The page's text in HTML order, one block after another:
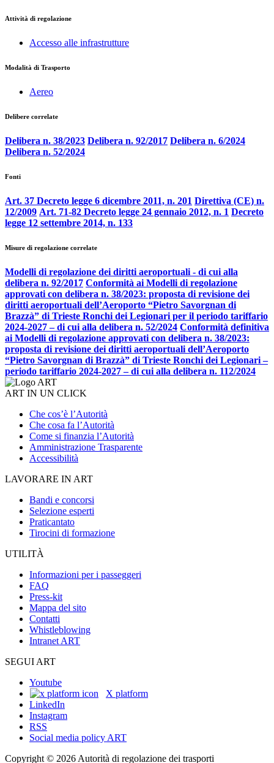
Attività di regolazione
Accesso alle infrastrutture
Modalità di Trasporto
Aereo
Delibere correlate
Delibera n. 38/2023 Delibera n. 92/2017 Delibera n. 6/2024
Delibera n. 52/2024
Fonti
Art. 37 Decreto legge 6 dicembre 2011, n. 201 Direttiva (CE) n.
12/2009 Art. 71-82 Decreto legge 24 gennaio 2012, n. 1 Decreto
legge 12 settembre 2014, n. 133
Misure di regolazione correlate
Modelli di regolazione dei diritti aeroportuali - di cui alla
delibera n. 92/2017 Conformità ai Modelli di regolazione
approvati con delibera n. 38/2023: proposta di revisione dei
diritti aeroportuali dell’Aeroporto “Pietro Savorgnan di
Brazzà” di Trieste Ronchi dei Legionari per il periodo tariffario
2024-2027 – di cui alla delibera n. 52/2024 Conformità definitiva
ai Modelli di regolazione approvati con delibera n. 38/2023:
proposta di revisione dei diritti aeroportuali dell’Aeroporto
“Pietro Savorgnan di Brazzà” di Trieste Ronchi dei Legionari –
periodo tariffario 2024-2027 – di cui alla delibera n. 112/2024
ART IN UN CLICK
Che cos’è l’Autorità
Che cosa fa l’Autorità
Come si finanzia l’Autorità
Amministrazione Trasparente
Accessibilità
LAVORARE IN ART
Bandi e concorsi
Selezione esperti
Praticantato
Tirocini di formazione
UTILITÀ
Informazioni per i passeggeri
FAQ
Press-kit
Mappa del sito
Contatti
Whistleblowing
Intranet ART
SEGUI ART
Youtube
X platform
LinkedIn
Instagram
RSS
Social media policy ART
Copyright © 2026 Autorità di regolazione dei trasporti